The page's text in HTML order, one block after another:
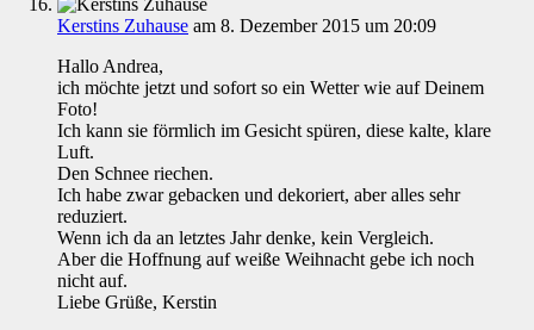
Kerstins Zuhause am 8. Dezember 2015 um 20:09
Hallo Andrea,
ich möchte jetzt und sofort so ein Wetter wie auf Deinem
Foto!
Ich kann sie förmlich im Gesicht spüren, diese kalte, klare
Luft.
Den Schnee riechen.
Ich habe zwar gebacken und dekoriert, aber alles sehr
reduziert.
Wenn ich da an letztes Jahr denke, kein Vergleich.
Aber die Hoffnung auf weiße Weihnacht gebe ich noch
nicht auf.
Liebe Grüße, Kerstin